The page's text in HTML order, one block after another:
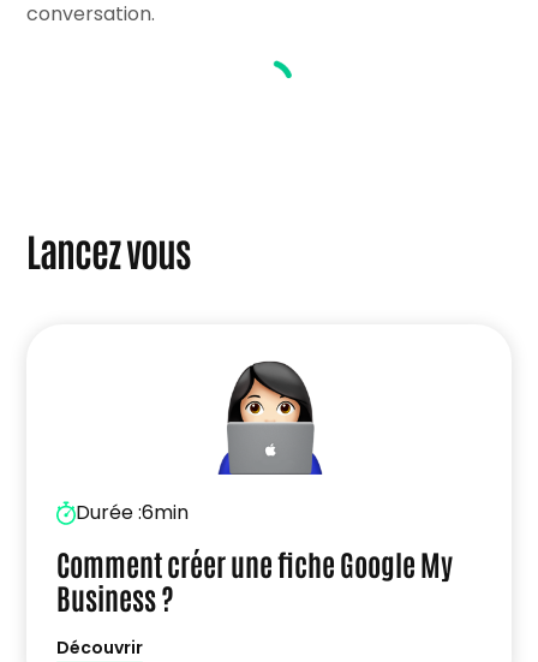
des personnes étrangères”
conversation.
Lancez vous
Durée :6min
Comment créer une fiche Google My
Business ?
Découvrir